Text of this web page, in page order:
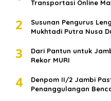
Transportasi Online
2
Susunan Pengurus
Mukhtadi Putra Nusa
3
Dari Pantun untuk
Rekor MURI
4
Denpom II/2 Jambi
Penanggulangan